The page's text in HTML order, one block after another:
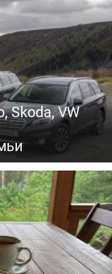
Skoda, VW